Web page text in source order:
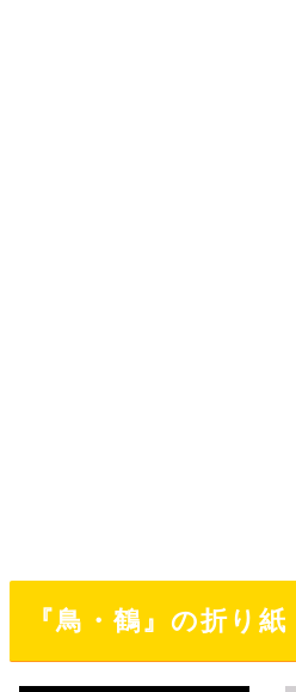
『鳥・鶴』の折り